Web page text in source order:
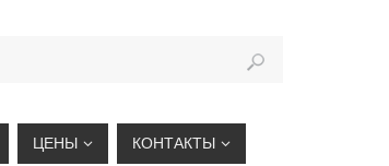
ЦЕНЫ КОНТАКТЫ